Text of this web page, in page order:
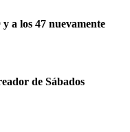
a los 47 nuevamente
de Sábados